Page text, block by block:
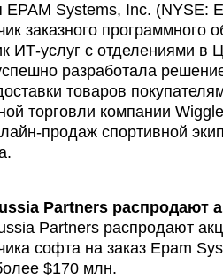
EPAM Systems, Inc. (NYSE:
заказного программного
ИТ-услуг с отделениями в
разработала
товаров
торговли компании
продаж спортивной
Partners распродают
Partners распродают
софта на заказ Epam
$170 млн.